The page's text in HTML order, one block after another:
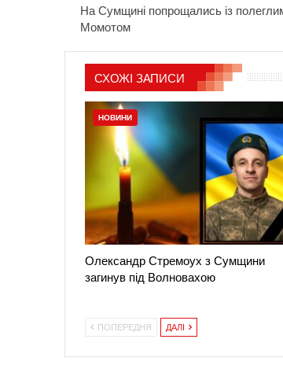
На Сумщині попрощались із
Момотом
СХОЖІ ЗАПИСИ
НОВИНИ
Олександр Стремоух з Сумщини
загинув під Волновахою
ПОПЕРЕДНЯ ДАЛІ